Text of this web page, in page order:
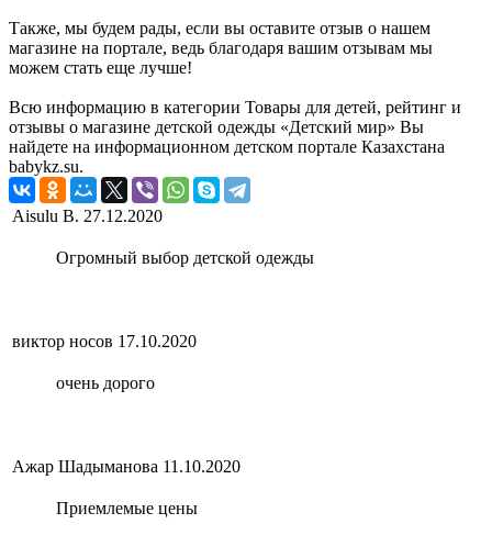
Также, мы будем рады, если вы оставите отзыв о нашем
магазине на портале, ведь благодаря вашим отзывам мы
можем стать еще лучше!
Всю информацию в категории Товары для детей, рейтинг и
отзывы о магазине детской одежды «Детский мир» Вы
найдете на информационном детском портале Казахстана
babykz.su.
Aisulu B. 27.12.2020
Огромный выбор детской одежды
виктор носов 17.10.2020
очень дорого
Ажар Шадыманова 11.10.2020
Приемлемые цены